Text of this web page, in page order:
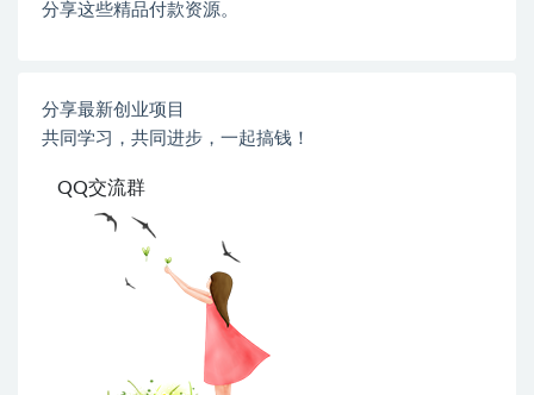
分享这些精品付款资源。
分享最新创业项目
共同学习，共同进步，一起搞钱！
QQ交流群